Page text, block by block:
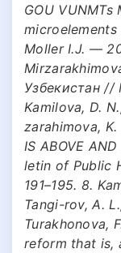
GOU
Moller I.J. —
Узбекистан //
Kamilova, D.
zarahimova, K.
IS ABOVE
letin of Public
191–195. 8.
Tangi-rov, A.
Turakhonova,
reform that is,